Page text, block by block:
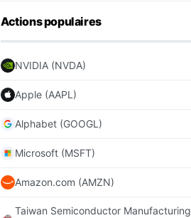
Actions populaires
NVIDIA (NVDA)
Apple (AAPL)
Alphabet (GOOGL)
Microsoft (MSFT)
Amazon.com (AMZN)
Taiwan Semiconductor Manufacturing